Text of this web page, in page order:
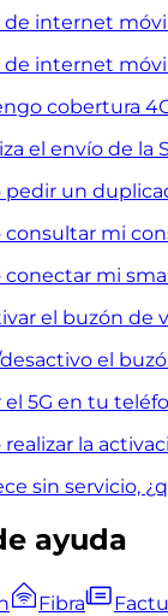
internet
internet
cobertura
el envío de la
pedir un
consultar mi
conectar mi
el buzón de
el
el 5G en tu
realizar la
sin servicio,
ayuda
Fibra